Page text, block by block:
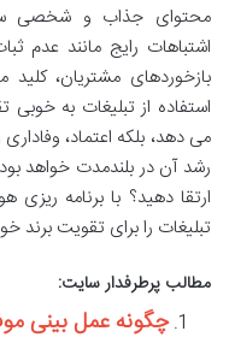
محتوای جذاب و شخصی
اشتباهات رایج مانند عدم
بازخوردهای مشتریان،
استفاده از تبلیغات به
می دهد، بلکه اعتماد،
رشد آن در بلندمدت خواهد
ارتقا دهید؟ با برنامه
تبلیغات را برای تقویت برند
مطالب پرطرفدار سایت:
چگونه عمل بینی